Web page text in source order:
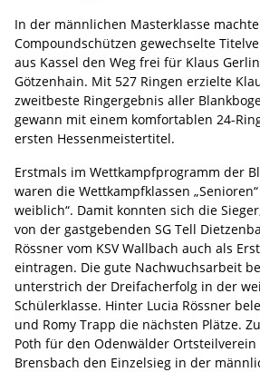
In der männlichen Masterklasse
Compoundschützen gewechselte
aus Kassel den Weg frei für Klaus
Götzenhain. Mit 527 Ringen erzielte
zweitbeste Ringergebnis aller
gewann mit einem komfortablen 24-
ersten Hessenmeistertitel.
Erstmals im Wettkampfprogramm der
waren die Wettkampfklassen
weiblich“. Damit konnten sich die
von der gastgebenden SG Tell
Rössner vom KSV Wallbach auch als
eintragen. Die gute Nachwuchsarbeit
unterstrich der Dreifacherfolg in der
Schülerklasse. Hinter Lucia Rössner
und Romy Trapp die nächsten Plätze.
Poth für den Odenwälder
Brensbach den Einzelsieg in der